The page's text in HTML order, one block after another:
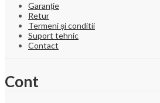
Garanție
Retur
Termeni și conditii
Suport tehnic
Contact
Cont